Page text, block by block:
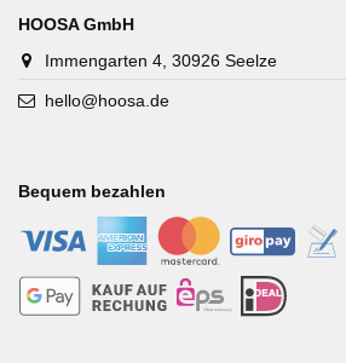
HOOSA GmbH
Immengarten 4, 30926 Seelze
hello@hoosa.de
Bequem bezahlen
-
- - -
- - - -